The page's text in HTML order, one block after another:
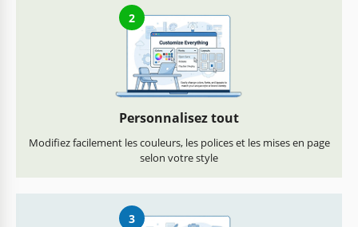
2
Personnalisez tout
Modifiez facilement les couleurs, les polices et les mises en page
selon votre style
3